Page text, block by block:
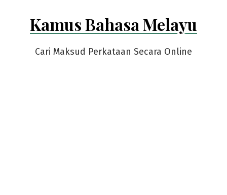
Kamus Bahasa Melayu
Cari Maksud Perkataan Secara Online